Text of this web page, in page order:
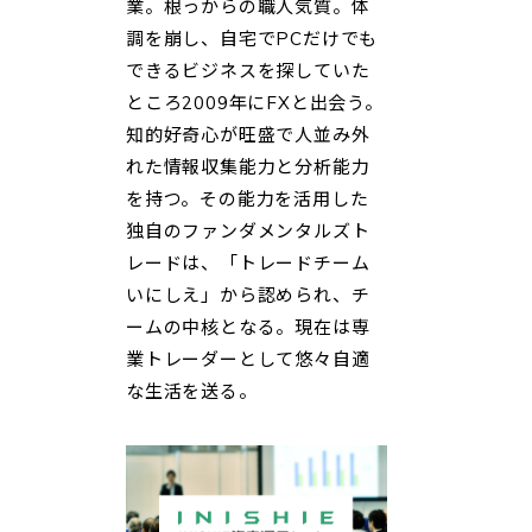
業。根っからの職人気質。体
調を崩し、自宅でPCだけでも
できるビジネスを探していた
ところ2009年にFXと出会う。
知的好奇心が旺盛で人並み外
れた情報収集能力と分析能力
を持つ。その能力を活用した
独自のファンダメンタルズト
レードは、「トレードチーム
いにしえ」から認められ、チ
ームの中核となる。現在は専
業トレーダーとして悠々自適
な生活を送る。